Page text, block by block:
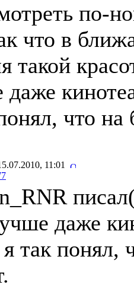
по-
что в
такой
что на
11:01
даже
я так понял,